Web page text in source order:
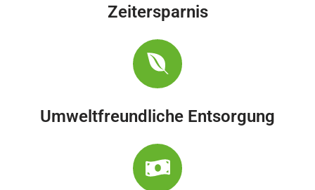
Zeitersparnis
Umweltfreundliche Entsorgung